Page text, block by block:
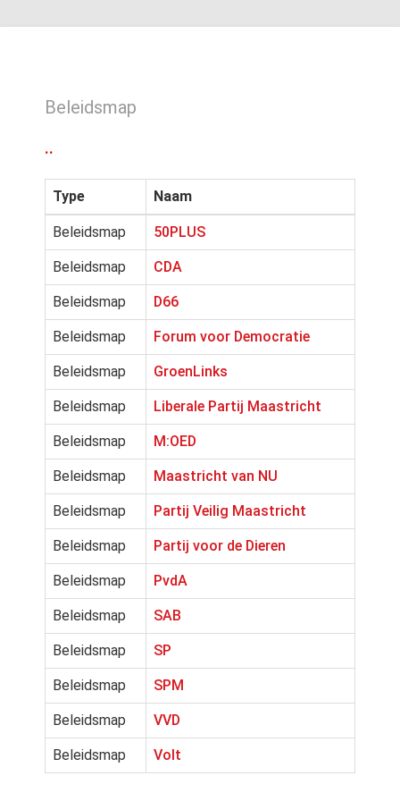
Beleidsmap
..
Type Naam
Beleidsmap 50PLUS
Beleidsmap CDA
Beleidsmap D66
Beleidsmap Forum voor Democratie
Beleidsmap GroenLinks
Beleidsmap Liberale Partij Maastricht
Beleidsmap M:OED
Beleidsmap Maastricht van NU
Beleidsmap Partij Veilig Maastricht
Beleidsmap Partij voor de Dieren
Beleidsmap PvdA
Beleidsmap SAB
Beleidsmap SP
Beleidsmap SPM
Beleidsmap VVD
Beleidsmap Volt